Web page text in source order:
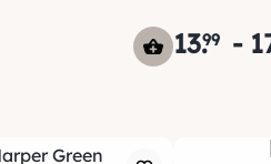
13.
99 -